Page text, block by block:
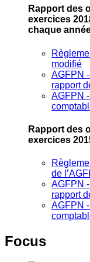
Rapport des
exercices
chaque
modifié
AGFPN
rapport
AGFPN
Rapport des
exercices
de
AGFPN
rapport
AGFPN
Focus